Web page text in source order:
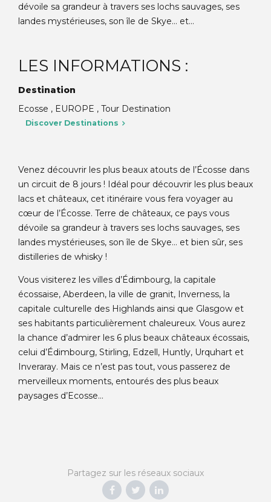
dévoile sa grandeur à travers ses lochs sauvages, ses
landes mystérieuses, son île de Skye… et...
LES INFORMATIONS :
Destination
Ecosse , EUROPE , Tour Destination
Discover Destinations
Venez découvrir les plus beaux atouts de l’Écosse dans
un circuit de 8 jours ! Idéal pour découvrir les plus beaux
lacs et châteaux, cet itinéraire vous fera voyager au
cœur de l’Écosse. Terre de châteaux, ce pays vous
dévoile sa grandeur à travers ses lochs sauvages, ses
landes mystérieuses, son île de Skye… et bien sûr, ses
distilleries de whisky !
Vous visiterez les villes d’Édimbourg, la capitale
écossaise, Aberdeen, la ville de granit, Inverness, la
capitale culturelle des Highlands ainsi que Glasgow et
ses habitants particulièrement chaleureux. Vous aurez
la chance d’admirer les 6 plus beaux châteaux écossais,
celui d’Édimbourg, Stirling, Edzell, Huntly, Urquhart et
Inveraray. Mais ce n’est pas tout, vous passerez de
merveilleux moments, entourés des plus beaux
paysages d’Ecosse…
Partagez sur les réseaux sociaux